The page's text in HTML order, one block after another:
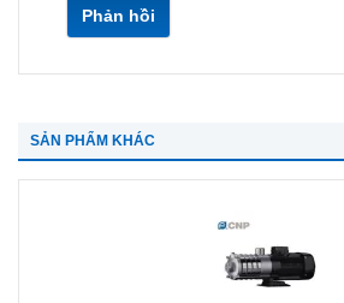
Phản hồi
SẢN PHẨM KHÁC